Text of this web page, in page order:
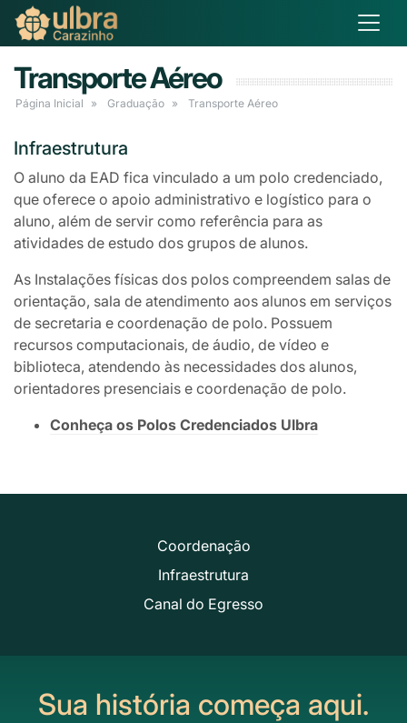
Transporte Aéreo
Página Inicial Graduação Transporte Aéreo
Infraestrutura
O aluno da EAD fica vinculado a um polo credenciado,
que oferece o apoio administrativo e logístico para o
aluno, além de servir como referência para as
atividades de estudo dos grupos de alunos.
As Instalações físicas dos polos compreendem salas de
orientação, sala de atendimento aos alunos em serviços
de secretaria e coordenação de polo. Possuem
recursos computacionais, de áudio, de vídeo e
biblioteca, atendendo às necessidades dos alunos,
orientadores presenciais e coordenação de polo.
Conheça os Polos Credenciados Ulbra
Coordenação
Infraestrutura
Canal do Egresso
Sua história começa aqui.